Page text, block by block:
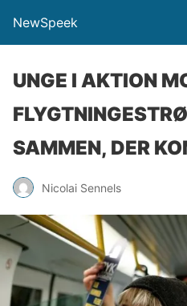
NewSpeek
UNGE I AKTION
SAMMEN, DER
Nicolai Sennels